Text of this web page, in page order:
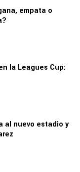
empata o
la Leagues Cup:
al nuevo estadio y